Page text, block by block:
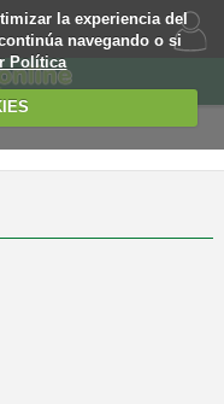
la experiencia del
navegando o si
Política